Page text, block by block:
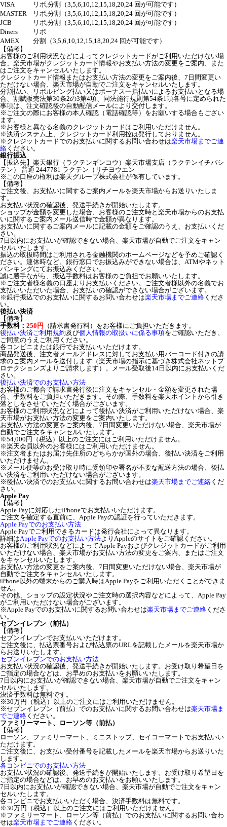
VISA
リボ,分割（3,5,6,10,12,15,18,20,24 回が可能です）
MASTER
リボ,分割（3,5,6,10,12,15,18,20,24 回が可能です）
JCB
リボ,分割（3,5,6,10,12,15,18,20,24 回が可能です）
Diners
リボ
AMEX
分割（3,5,6,10,12,15,18,20,24 回が可能です）
【備考】
お客様のご利用状況などによってクレジットカードがご利用いただけない場
合、楽天市場がクレジットカード情報やお支払い方法の変更をご案内、また
はご注文をキャンセルいたします。
クレジットカード情報またはお支払い方法の変更をご案内後、7日間変更い
ただけない場合、楽天市場が自動でご注文をキャンセルいたします。
分割払い、リボルビング払い又はボーナス一括払いによるお支払いとなる場
合、割賦販売法第30条2の3第4項、同法施行規則第54条1項各号に定められた
事項は、注文確認後の自動配信メールにより交付します。
※ご注文の際にお客様の本人確認（電話確認等）をお願いする場合もござい
ます。
※お客様と異なる名義のクレジットカードはご利用いただけません。
※決済システム上、クレジットカード利用控は発行しておりません。
※クレジットカードでのお支払いに関するお問い合わせは楽天市場までご連
絡 ください。
銀行振込
【振込先】楽天銀行（ラクテンギンコウ）楽天市場支店（ラクテンイチバシ
テン） 普通 2447781 ラクテン（リチヨウエン
※この口座の権利は楽天グループ株式会社が保有しています。
【備考】
ご注文後、お支払いに関するご案内メールを楽天市場からお送りいたしま
す。
お支払い状況の確認後、発送手続きが開始いたします。
ショップが金額を変更した場合、お客様のご注文時と楽天市場からのお支払
いに関するご案内メール送信時で金額が異なります。
お支払いに関するご案内メールに記載の金額をご確認のうえ、お支払いくだ
さい。
7日以内にお支払いが確認できない場合、楽天市場が自動でご注文をキャン
セルいたします。
振込の取扱時間はご利用される金融機関のホームページなどを予めご確認く
ださい。連休時など、銀行窓口でお振込みができない場合は、ATMやネット
バンキングにてお振込みください。
誠に勝手ながら、振込手数料はお客様のご負担でお願いいたします。
※ご注文者様名義の口座よりお支払いください。ご注文者様以外の名義でお
支払いいただいた場合、お支払いの確認ができない場合がございます。
※銀行振込でのお支払いに関するお問い合わせは楽天市場までご連絡 くださ
い。
後払い決済
【備考】
手数料： 250円
（請求書発行料）をお客様にご負担いただきます。
後払い決済ご利用規約及び個人情報の取扱いに係る事項をご確認いただき、
ご同意のうえご利用ください。
各コンビニまたは銀行でお支払いいただけます。
商品発送後、注文者メールアドレスに対してお支払い用バーコード付きの請
求のご案内メールを送付します（楽天市場の指示に基づき株式会社ネットプ
ロテクションズよりご請求します）。メール受取後14日以内にお支払いくだ
さい。
後払い決済でのお支払い方法
お客様のご都合で請求書発行後に注文をキャンセル・金額を変更された場
合、手数料をご負担いただきます。その際、手数料を楽天ポイントから引き
落としをさせていただく場合がございます。
お客様のご利用状況などによって後払い決済がご利用いただけない場合、楽
天市場がお支払い方法の変更をご案内いたします。
お支払い方法の変更をご案内後、7日間変更いただけない場合、楽天市場が
自動でご注文をキャンセルいたします。
※54,000円（税込）以上のご注文にはご利用いただけません。
※楽天会員以外のお客様にはご利用いただけません。
※注文者またはお届け先住所のどちらかが国外の場合、後払い決済をご利用
いただけません。
※メール便等のお受け取り時に受領印や署名が不要な配送方法の場合、後払
い決済をご利用いただけない場合がございます。
※後払い決済でのお支払いに関するお問い合わせは楽天市場までご連絡 くだ
さい。
Apple Pay
【備考】
Apple Payに対応したiPhoneでお支払いいただけます。
ご注文を確定する直前に、Apple Payの認証を行っていただきます。
Apple Payでのお支払い方法
Apple Payでご利用できるカードは発行会社によって異なります。
詳細はApple Payでのお支払い方法よりAppleのサイトをご確認ください。
お客様のご利用状況などによってApple Payおよびクレジットカードがご利用
いただけない場合、楽天市場がお支払い方法の変更をご案内、またはご注文
をキャンセルいたします。
お支払い方法の変更をご案内後、7日間変更いただけない場合、楽天市場が
自動でご注文をキャンセルいたします。
iPhone以外の端末からのご購入時はApple Payをご利用いただくことができま
せん。
その他、ショップの設定状況やご注文時の選択内容などによって、Apple Pay
がご利用いただけない場合がございます。
※Apple Payでのお支払いに関するお問い合わせは楽天市場までご連絡 くださ
い。
セブンイレブン（前払）
【備考】
セブンイレブンでお支払いいただけます。
ご注文後に、払込票番号および払込票のURLを記載したメールを楽天市場か
らお送りいたします。
セブンイレブンでのお支払い方法
お支払い状況の確認後、発送手続きが開始いたします。お受け取り希望日を
ご指定の場合などは、お早めのお支払いをお願いいたします。
7日以内にお支払いが確認できない場合、楽天市場が自動でご注文をキャン
セルいたします。
決済手数料は無料です。
※30万円（税込）以上のご注文にはご利用いただけません。
※セブンイレブン（前払）でのお支払いに関するお問い合わせは楽天市場ま
でご連絡 ください。
ファミリーマート、ローソン等（前払）
【備考】
ローソン、ファミリーマート、ミニストップ、セイコーマートでお支払いい
ただけます。
ご注文後に、お支払い受付番号を記載したメールを楽天市場からお送りいた
します。
各コンビニでのお支払い方法
お支払い状況の確認後、発送手続きが開始いたします。お受け取り希望日を
ご指定の場合などは、お早めのお支払いをお願いいたします。
7日以内にお支払いが確認できない場合、楽天市場が自動でご注文をキャン
セルいたします。
各コンビニでお支払いいただく場合、決済手数料は無料です。
※30万円（税込）以上のご注文にはご利用いただけません。
※ファミリーマート、ローソン等（前払）でのお支払いに関するお問い合わ
せは楽天市場までご連絡 ください。